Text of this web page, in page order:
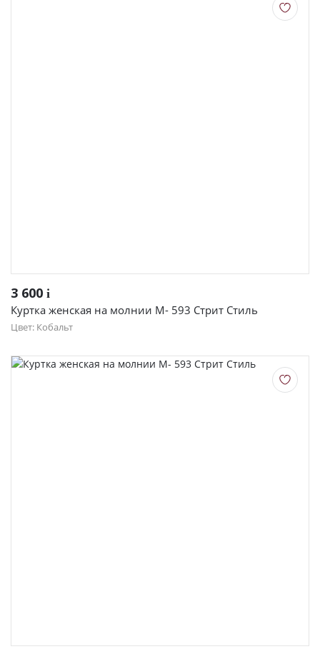
3 600 i
Куртка женская на молнии М- 593 Стрит Стиль
Цвет: Кобальт